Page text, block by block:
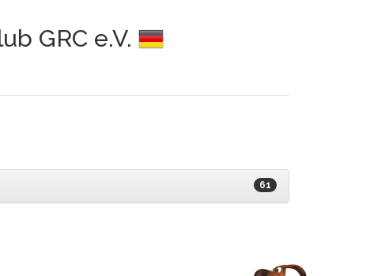
GRC e.V.
61